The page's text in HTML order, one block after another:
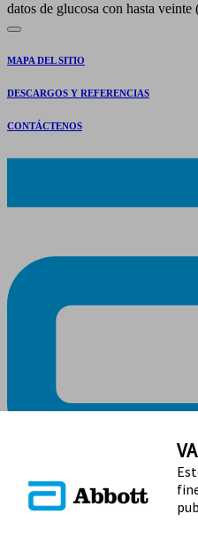
datos de glucosa con hasta
MAPA DEL SITIO
DESCARGOS Y REFERENCIAS
CONTÁCTENOS
MANTÉNGASE EN CONTACTO